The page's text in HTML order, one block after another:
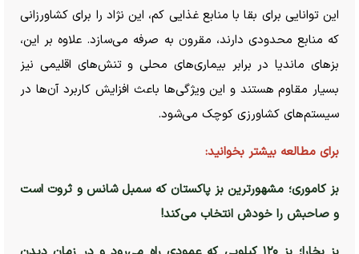
این توانایی برای بقا با منابع غذایی کم، این نژاد را برای کشاورزانی
که منابع محدودی دارند، مقرون به صرفه می‌سازد. علاوه بر این،
بز‌های ماندیا در برابر بیماری‌های محلی و تنش‌های اقلیمی نیز
بسیار مقاوم هستند و این ویژگی‌ها باعث افزایش کاربرد آن‌ها در
سیستم‌های کشاورزی کوچک می‌شود.
برای مطالعه بیشتر بخوانید:
بز کاموری؛ مشهورترین بز پاکستان که سمبل شانس و ثروت است
و صاحبش را خودش انتخاب می‌کند!